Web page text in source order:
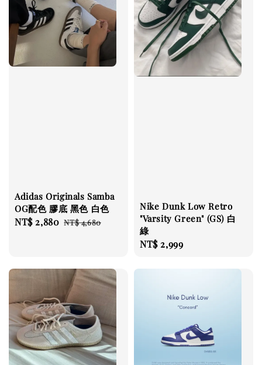
Adidas Originals Samba
OG配色 膠底 黑色 白色
Sale
NT$ 2,880 Regular
NT$ 4,680
Nike Dunk Low Retro
"Varsity Green" (GS) 白
綠
Regular
NT$ 2,999